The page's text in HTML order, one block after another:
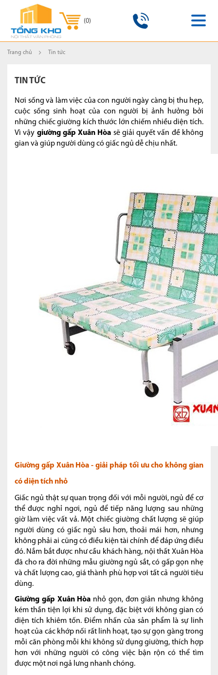
(0)
Trang chủ Tin tức
TIN TỨC
Nơi sống và làm việc của con người ngày càng bị thu hẹp,
cuộc sống sinh hoạt của con người bị ảnh hưởng bởi
những chiếc giường kích thước lớn chiếm nhiều diện tích.
Vì vậy giường gấp Xuân Hòa sẽ giải quyết vấn đề không
gian và giúp người dùng có giấc ngủ dễ chịu nhất.
Giường gấp Xuân Hòa - giải pháp tối ưu cho không gian
có diện tích nhỏ
Giấc ngủ thật sự quan trọng đối với mỗi người, ngủ để cơ
thể được nghỉ ngơi, ngủ để tiếp năng lượng sau những
giờ làm việc vất vả. Một chiếc giường chất lượng sẽ giúp
người dùng có giấc ngủ sâu hơn, thoải mái hơn, nhưng
không phải ai cũng có điều kiện tài chính để đáp ứng điều
đó. Nắm bắt được như cầu khách hàng, nội thất Xuân Hòa
đã cho ra đời những mẫu giường ngủ sắt, có gấp gọn nhẹ
và chất lượng cao, giá thành phù hợp vơi tất cả người tiêu
dùng.
Giường gấp Xuân Hòa nhỏ gọn, đơn giản nhưng không
kém thần tiện lợi khi sử dụng, đặc biệt với không gian có
diện tích khiêm tốn. Điểm nhấn của sản phẩm là sự linh
hoạt của các khớp nối rất linh hoạt, tạo sự gọn gàng trong
mỗi căn phòng mỗi khi không sử dụng giường, thích hợp
hơn với những người có công việc bận rộn có thể tìm
được một nơi ngả lưng nhanh chóng.